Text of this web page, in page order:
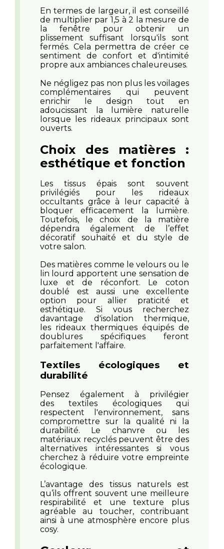
En termes de largeur, il est conseillé
de multiplier par 1,5 à 2 la mesure de
la fenêtre pour obtenir un
plissement suffisant lorsqu'ils sont
fermés. Cela permettra de créer ce
sentiment de confort et d'intimité
propre aux ambiances chaleureuses.
Ne négligez pas non plus les voilages
complémentaires qui peuvent
enrichir le design tout en
adoucissant la lumière naturelle
lorsque les rideaux principaux sont
ouverts.
Choix des matières :
esthétique et fonction
Les tissus épais sont souvent
privilégiés pour les rideaux
occultants grâce à leur capacité à
bloquer efficacement la lumière.
Toutefois, le choix de la matière
dépendra également de l’effet
décoratif souhaité et du style de
votre salon.
Des matières comme le velours ou le
lin lourd apportent une sensation de
luxe et de réconfort. Le coton
doublé est aussi une excellente
option pour allier praticité et
esthétique. Si vous recherchez
davantage d'isolation thermique,
les rideaux thermiques équipés de
doublures spécifiques feront
parfaitement l'affaire.
Textiles écologiques et
durabilité
Pensez également à privilégier
des textiles écologiques qui
respectent l'environnement, sans
compromettre sur la qualité ni la
durabilité. Le chanvre ou les
matériaux recyclés peuvent être des
alternatives intéressantes si vous
cherchez à réduire votre empreinte
écologique.
L’avantage des tissus naturels est
qu’ils offrent souvent une meilleure
respirabilité et une texture plus
agréable au toucher, contribuant
ainsi à une atmosphère encore plus
cosy.